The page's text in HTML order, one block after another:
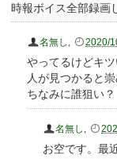
時報ボイス全部録画
名無し 2020/
やってるけどキ
人が見つかると
ちなみに誰狙い？
名無し
お空です。最